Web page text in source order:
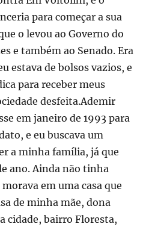
para começar a sua
o levou ao Governo do
e também ao Senado. Era
estava de bolsos vazios, e
para receber meus
desfeita.Ademir
em janeiro de 1993 para
e eu buscava um
a minha família, já que
ano. Ainda não tinha
em uma casa que
de minha mãe, dona
cidade, bairro Floresta,